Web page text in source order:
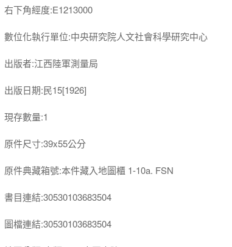
右下角經度:E1213000
數位化執行單位:中央研究院人文社會科學研究中心
出版者:江西陸軍測量局
出版日期:民15[1926]
現存數量:1
原件尺寸:39x55公分
原件典藏箱號:本件藏入地圖櫃 1-10a. FSN
書目連結:30530103683504
圖檔連結:30530103683504